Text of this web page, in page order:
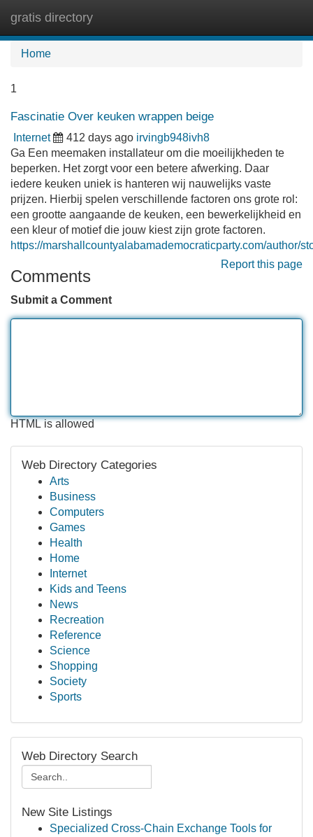
gratis directory
Home
1
Fascinatie Over keuken wrappen beige
Internet 412 days ago irvingb948ivh8
Ga Een meemaken installateur om die moeilijkheden te
beperken. Het zorgt voor een betere afwerking. Daar
iedere keuken uniek is hanteren wij nauwelijks vaste
prijzen. Hierbij spelen verschillende factoren ons grote rol:
een grootte aangaande de keuken, een bewerkelijkheid en
een kleur of motief die jouw kiest zijn grote factoren.
https://marshallcountyalabamademocraticparty.com/author/
Report this page
Comments
Submit a Comment
HTML is allowed
Web Directory Categories
Arts
Business
Computers
Games
Health
Home
Internet
Kids and Teens
News
Recreation
Reference
Science
Shopping
Society
Sports
Web Directory Search
New Site Listings
Specialized Cross-Chain Exchange Tools for